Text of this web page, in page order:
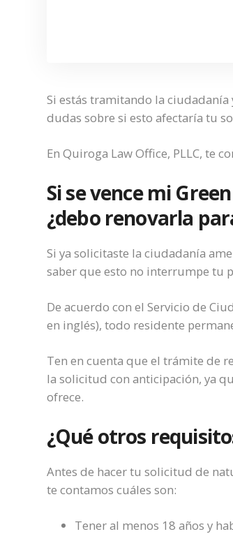
Si estás tramitando la
dudas sobre si esto afectaría tu
En Quiroga Law Office, PLLC, te
Si se vence mi
¿debo renovarla
Si ya solicitaste la ciudadanía
saber que esto no interrumpe tu
De acuerdo con el Servicio de
en inglés), todo residente
Ten en cuenta que el trámite de
la solicitud con anticipación, ya
ofrece.
¿Qué otros
Antes de hacer tu solicitud de
te contamos cuáles son:
Tener al menos 18 años y